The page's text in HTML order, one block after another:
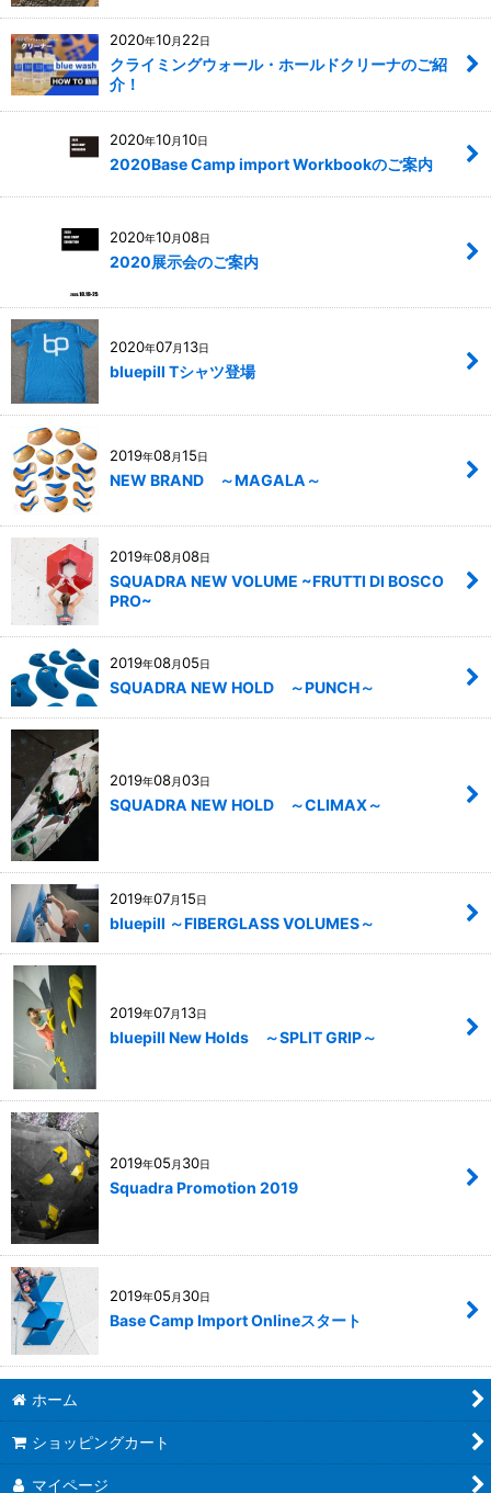
2020年10月 22日
クライミングウォール・ホールドクリーナのご紹
介！
2020年10月10日
2020Base Camp import Workbookのご案内
2020年10月08日
2020展示会のご案内
2020年07月13日
bluepill Tシャツ登場
2019年08月15日
NEW BRAND ～MAGALA～
2019年08月08日
SQUADRA NEW VOLUME ~FRUTTI DI BOSCO
PRO~
2019年08月05日
SQUADRA NEW HOLD ～PUNCH～
2019年08月03日
SQUADRA NEW HOLD ～CLIMAX～
2019年07月15日
bluepill ～FIBERGLASS VOLUMES～
2019年07月13日
bluepill New Holds ～SPLIT GRIP～
2019年05 月 30日
Squadra Promotion 2019
2019年05 月 30日
Base Camp Import Onlineスタート
ホーム
ショッピングカート
マイページ